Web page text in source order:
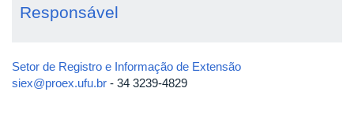
Responsável
Setor de Registro e Informação de Extensão
siex@proex.ufu.br - 34 3239-4829